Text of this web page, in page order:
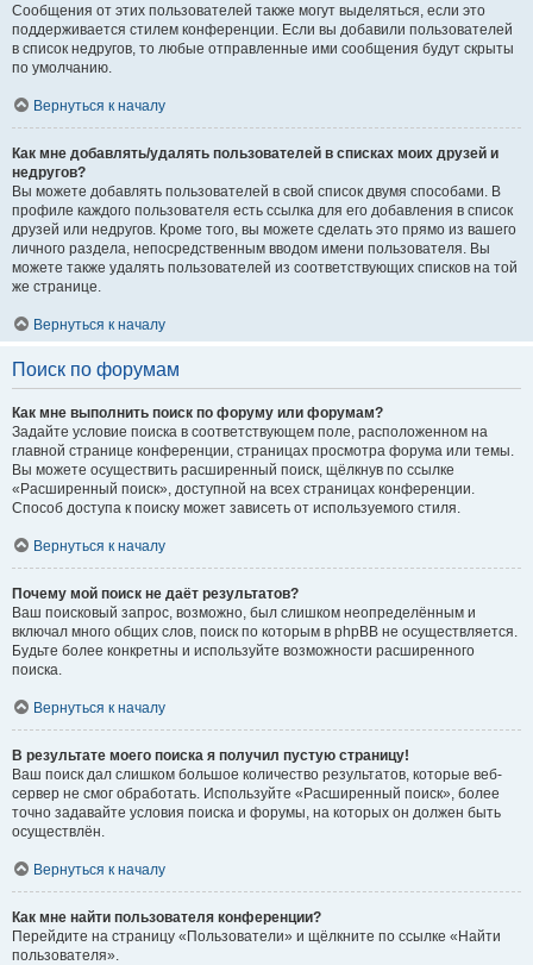
Сообщения от этих пользователей также могут выделяться, если это
поддерживается стилем конференции. Если вы добавили пользователей
в список недругов, то любые отправленные ими сообщения будут скрыты
по умолчанию.
Вернуться к началу
Как мне добавлять/удалять пользователей в списках моих друзей и
недругов?
Вы можете добавлять пользователей в свой список двумя способами. В
профиле каждого пользователя есть ссылка для его добавления в список
друзей или недругов. Кроме того, вы можете сделать это прямо из вашего
личного раздела, непосредственным вводом имени пользователя. Вы
можете также удалять пользователей из соответствующих списков на той
же странице.
Вернуться к началу
Поиск по форумам
Как мне выполнить поиск по форуму или форумам?
Задайте условие поиска в соответствующем поле, расположенном на
главной странице конференции, страницах просмотра форума или темы.
Вы можете осуществить расширенный поиск, щёлкнув по ссылке
«Расширенный поиск», доступной на всех страницах конференции.
Способ доступа к поиску может зависеть от используемого стиля.
Вернуться к началу
Почему мой поиск не даёт результатов?
Ваш поисковый запрос, возможно, был слишком неопределённым и
включал много общих слов, поиск по которым в phpBB не осуществляется.
Будьте более конкретны и используйте возможности расширенного
поиска.
Вернуться к началу
В результате моего поиска я получил пустую страницу!
Ваш поиск дал слишком большое количество результатов, которые веб-
сервер не смог обработать. Используйте «Расширенный поиск», более
точно задавайте условия поиска и форумы, на которых он должен быть
осуществлён.
Вернуться к началу
Как мне найти пользователя конференции?
Перейдите на страницу «Пользователи» и щёлкните по ссылке «Найти
пользователя».